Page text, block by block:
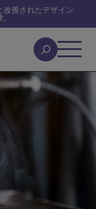
善されたデザイン
。